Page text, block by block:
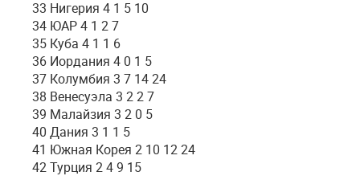
33 Нигерия 4 1 5 10
34 ЮАР 4 1 2 7
35 Куба 4 1 1 6
36 Иордания 4 0 1 5
37 Колумбия 3 7 14 24
38 Венесуэла 3 2 2 7
39 Малайзия 3 2 0 5
40 Дания 3 1 1 5
41 Южная Корея 2 10 12 24
42 Турция 2 4 9 15